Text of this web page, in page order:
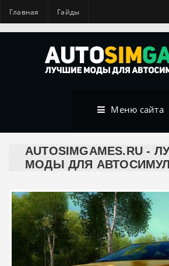
Главная Гайды
Меню сайта
AUTOSIMGAMES.RU -
МОДЫ ДЛЯ